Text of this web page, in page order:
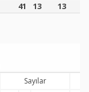
41 13 13
Sayılar